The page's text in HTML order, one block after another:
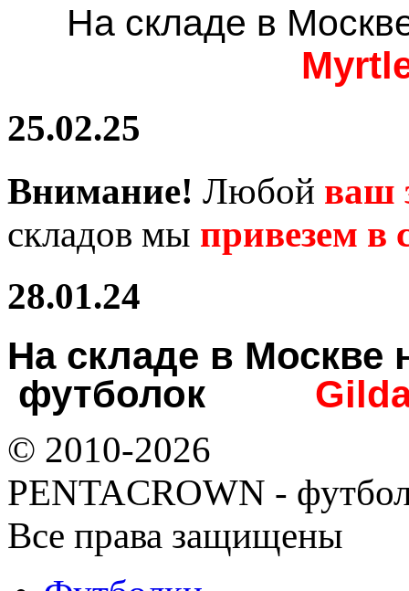
На складе в
25.02.25
Внимание! Любой ваш
складов мы привезем в
28.01.24
На складе в
футболок
© 2010-2026
PENTACROWN -
Все права защищены